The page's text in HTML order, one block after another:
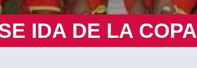
IDA DE LA COPA